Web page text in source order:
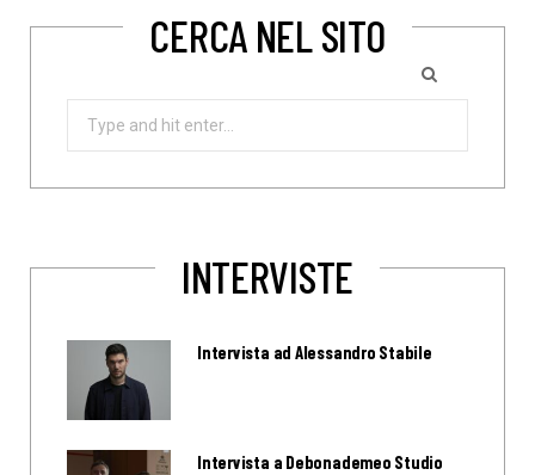
CERCA NEL SITO
Search
INTERVISTE
Intervista ad Alessandro Stabile
Intervista a Debonademeo Studio